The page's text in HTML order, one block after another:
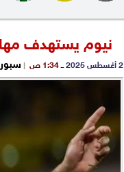
نيوم يستهدف
2 أغسطس 2025 ــ 1:34 ص |